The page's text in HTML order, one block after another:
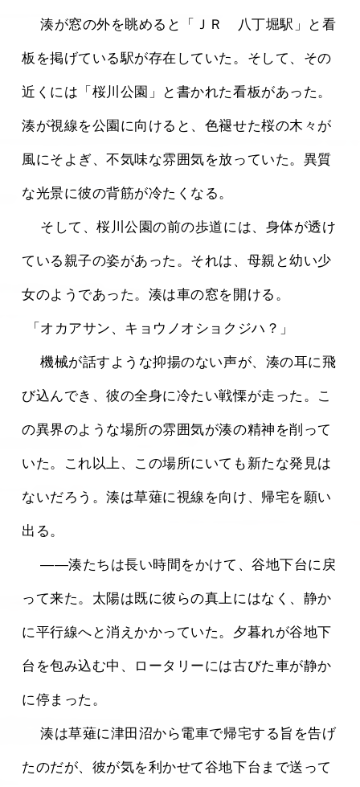
板を掲げている駅が存在していた。そして、その
近くには「桜川公園」と書かれた看板があった。
湊が視線を公園に向けると、色褪せた桜の木々が
風にそよぎ、不気味な雰囲気を放っていた。異質
な光景に彼の背筋が冷たくなる。
ている親子の姿があった。それは、母親と幼い少
女のようであった。湊は車の窓を開ける。
「オカアサン、キョウノオショクジハ？」
び込んでき、彼の全身に冷たい戦慄が走った。こ
の異界のような場所の雰囲気が湊の精神を削って
いた。これ以上、この場所にいても新たな発見は
ないだろう。湊は草薙に視線を向け、帰宅を願い
出る。
って来た。太陽は既に彼らの真上にはなく、静か
に平行線へと消えかかっていた。夕暮れが谷地下
台を包み込む中、ロータリーには古びた車が静か
に停まった。
たのだが、彼が気を利かせて谷地下台まで送って